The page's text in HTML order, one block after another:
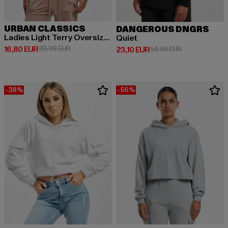
URBAN CLASSICS
Ladies Light Terry Oversized
16,80 EUR
Derzeitiger Preis: 16,80 EUR
39,99 EURAktionspreis: 39,99 EUR
DANGEROUS DNGRS
Quiet
23,10 EUR
Derzeitiger Preis: 23,10 EUR
54,99 EURAktionspreis:
-38% -56%